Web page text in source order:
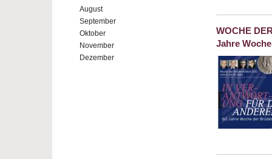
August
September
Oktober
November
Dezember
WOCHE
Jahre